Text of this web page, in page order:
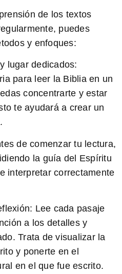
de los textos
puedes
y enfoques:
lugar dedicados:
para leer la Biblia en un
concentrarte y estar
te ayudará a crear un
de comenzar tu lectura,
la guía del Espíritu
interpretar correctamente
Lee cada pasaje
a los detalles y
Trata de visualizar la
y ponerte en el
en el que fue escrito.